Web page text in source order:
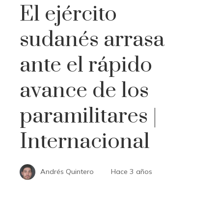
El ejército
sudanés arrasa
ante el rápido
avance de los
paramilitares |
Internacional
Andrés Quintero Hace 3 años